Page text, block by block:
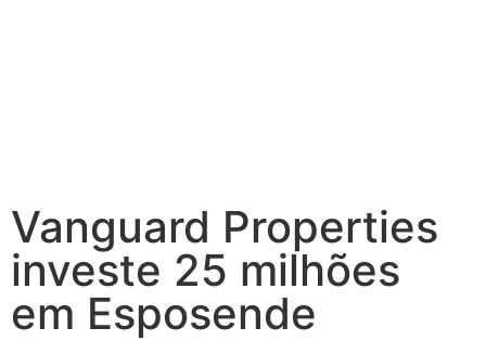
Vanguard Properties
investe 25 milhões
em Esposende